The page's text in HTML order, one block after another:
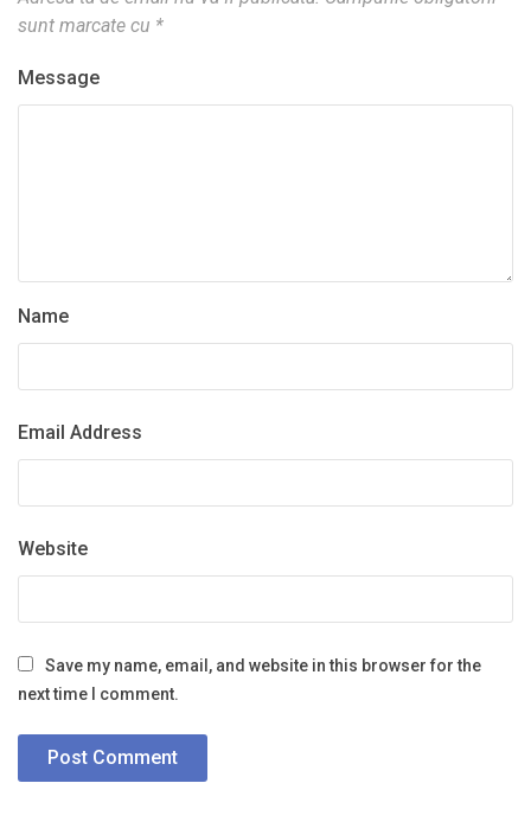
sunt marcate cu *
Message
Name
Email Address
Website
Save my name, email, and website in this browser for the
next time I comment.